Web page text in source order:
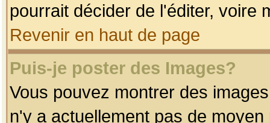
pourrait décider de l'éditer, voire
Revenir en haut de page
Puis-je poster des Images?
Vous pouvez montrer des
n'y a actuellement pas de